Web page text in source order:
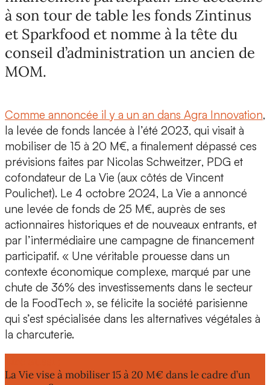
à son tour de table les fonds Zintinus
et Sparkfood et nomme à la tête du
conseil d’administration un ancien de
MOM.
Comme annoncée il y a un an dans Agra Innovation,
la levée de fonds lancée à l’été 2023, qui visait à
mobiliser de 15 à 20 M€, a finalement dépassé ces
prévisions faites par Nicolas Schweitzer, PDG et
cofondateur de La Vie (aux côtés de Vincent
Poulichet). Le 4 octobre 2024, La Vie a annoncé
une levée de fonds de 25 M€, auprès de ses
actionnaires historiques et de nouveaux entrants, et
par l’intermédiaire une campagne de financement
participatif. « Une véritable prouesse dans un
contexte économique complexe, marqué par une
chute de 36% des investissements dans le secteur
de la FoodTech », se félicite la société parisienne
qui s’est spécialisée dans les alternatives végétales à
la charcuterie.
La Vie vise à mobiliser 15 à 20 M€ dans le cadre d’un